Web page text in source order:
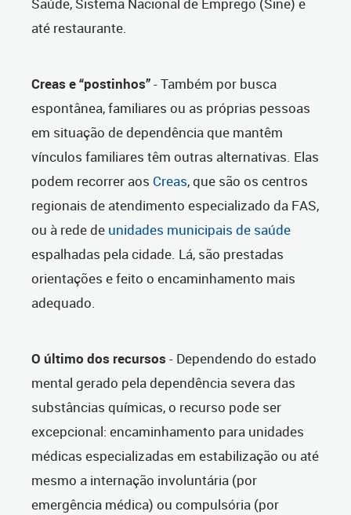
Saúde, Sistema Nacional de Emprego (Sine) e
até restaurante.
Creas e “postinhos”- Também por busca
espontânea, familiares ou as próprias pessoas
em situação de dependência que mantêm
vínculos familiares têm outras alternativas. Elas
podem recorrer aos Creas, que são os centros
regionais de atendimento especializado da FAS,
ou à rede de unidades municipais de saúde
espalhadas pela cidade. Lá, são prestadas
orientações e feito o encaminhamento mais
adequado.
O último dos recursos - Dependendo do estado
mental gerado pela dependência severa das
substâncias químicas, o recurso pode ser
excepcional: encaminhamento para unidades
médicas especializadas em estabilização ou até
mesmo a internação involuntária (por
emergência médica) ou compulsória (por